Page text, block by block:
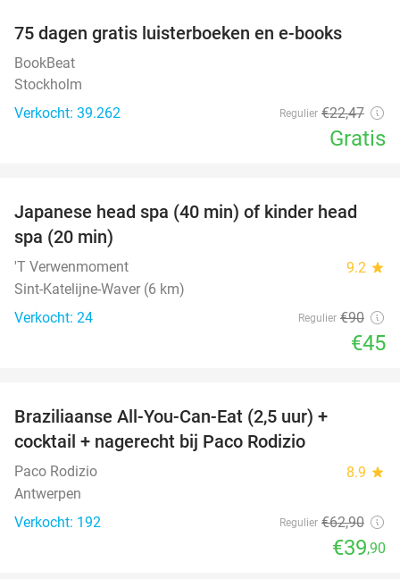
75 dagen gratis luisterboeken en e-books
BookBeat
Stockholm
Verkocht: 39.262
Regulier €22,47
Gratis
50%
Japanese head spa (40 min) of kinder head
spa (20 min)
'T Verwenmoment 9.2 star
Sint-Katelijne-Waver (6 km)
Verkocht: 24
Regulier €90
€45
Braziliaanse All-You-Can-Eat (2,5 uur) +
cocktail + nagerecht bij Paco Rodizio
Paco Rodizio 8.9 star
Antwerpen
Verkocht: 192
Regulier €62,90
€39,90